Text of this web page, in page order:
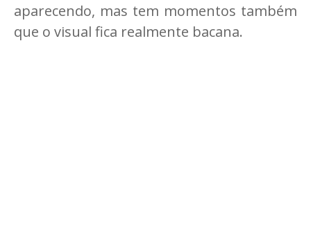
aparecendo, mas tem momentos também
que o visual fica realmente bacana.